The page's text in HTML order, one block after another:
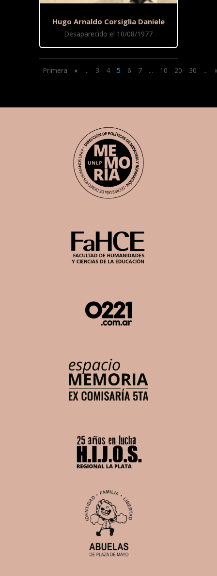
Hugo Arnaldo Corsiglia Daniele
Desaparecido el 10/08/1977
Primera « ... 3 4 5 6 7 ... 10 20 30 ...